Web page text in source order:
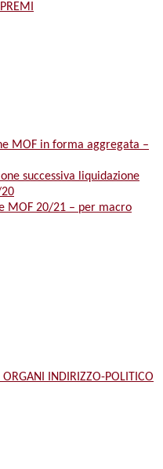
MOF in forma aggregata –
successiva liquidazione
MOF 20/21 – per macro
INDIRIZZO-POLITICO